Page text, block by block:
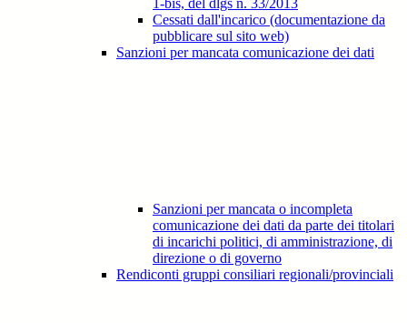
1-bis, del dlgs n. 33/2013
Cessati dall'incarico (documentazione da
pubblicare sul sito web)
Sanzioni per mancata comunicazione dei dati
Sanzioni per mancata o incompleta
comunicazione dei dati da parte dei titolari
di incarichi politici, di amministrazione, di
direzione o di governo
Rendiconti gruppi consiliari regionali/provinciali